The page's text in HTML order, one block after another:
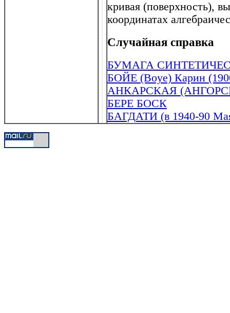
кривая (поверхность),
координатах
Случайная справка
БУМАГА
БОЙЕ (Boye) Карин
АНКАРСКАЯ
БЕРЕ БОСК
БАГДАТИ (в 1940-90